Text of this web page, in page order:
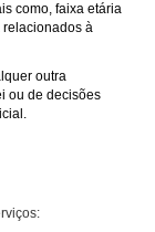
como, faixa etária
relacionados à
outra
ou de decisões